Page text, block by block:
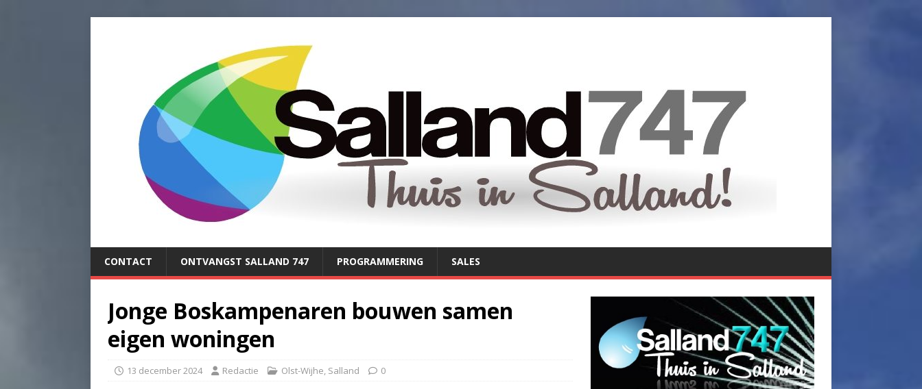
CONTACT ONTVANGST SALLAND 747 PROGRAMMERING SALES
Jonge Boskampenaren bouwen samen
eigen woningen
13 december 2024 Redactie Olst-Wijhe, Salland 0